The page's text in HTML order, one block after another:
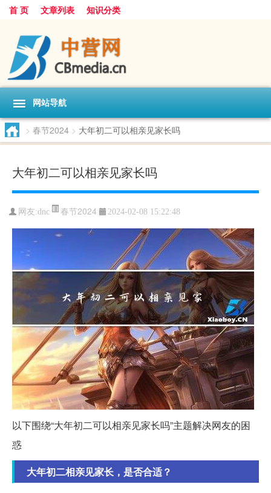
首 页 文章列表 知识分类
网站导航
> 春节2024 > 大年初二可以相亲见家长吗
大年初二可以相亲见家长吗
网友:dnc 春节2024 2024-02-08 15:22:48
以下围绕“大年初二可以相亲见家长吗”主题解决网友的困
惑
大年初二相亲见家长，是否合适？